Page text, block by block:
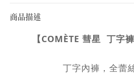
商品描述
【COMÈTE 彗星 丁字褲
丁字內褲，全蕾